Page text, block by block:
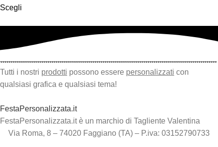
Scegli
Tutti i nostri prodotti possono essere personalizzati con
qualsiasi grafica e qualsiasi tema!
FestaPersonalizzata.it
FestaPersonalizzata.it è un marchio di Tagliente Valentina
Via Roma, 8 – 74020 Faggiano (TA) – P.iva: 03152790733